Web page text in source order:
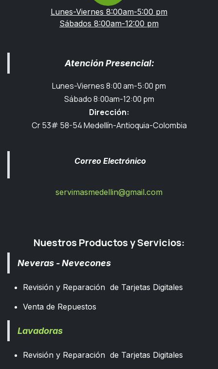
Lunes-Viernes 8:00am-5:00 pm
Sábados 8:00am-12:00 pm
Atención Presencial:
Lunes-Viernes 8:00 am-5:00 pm
Sábado 8:00am-12:00 pm
Dirección:
Cr 53# 58-54 Medellín-Antioquia-Colombia
Correo Electrónico
servimasmedellin@gmail.com
Nuestros Productos y Servicios:
Neveras - Nevecones
Revisión y Reparación de Tarjetas Digitales
Venta de Repuestos
Lavadoras
Revisión y Reparación de Tarjetas Digitales